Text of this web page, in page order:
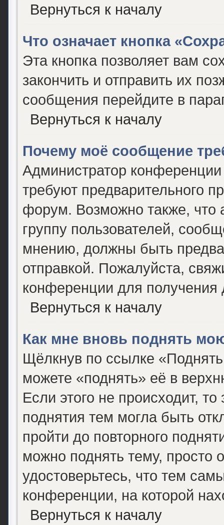
Вернуться к началу
Что означает кнопка
Эта кнопка позволяет вам
закончить и отправить их
сообщения перейдите в
Вернуться к началу
Почему моё сообщение
Администратор
требуют предварительного
форум. Возможно также, что
группу пользователей,
мнению, должны быть
отправкой. Пожалуйста,
конференции для
Вернуться к началу
Как мне вновь поднять
Щёлкнув по ссылке
можете «поднять» её в
Если этого не происходит,
поднятия тем могла быть
пройти до повторного
можно поднять тему, просто
удостоверьтесь, что тем
конференции, на которой
Вернуться к началу